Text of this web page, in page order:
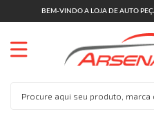
BEM-VINDO A LOJA DE AUTO